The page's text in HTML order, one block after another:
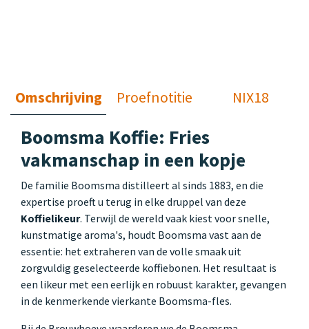
Omschrijving Proefnotitie NIX18
Boomsma Koffie: Fries
vakmanschap in een kopje
De familie Boomsma distilleert al sinds 1883, en die
expertise proeft u terug in elke druppel van deze
Koffielikeur. Terwijl de wereld vaak kiest voor snelle,
kunstmatige aroma's, houdt Boomsma vast aan de
essentie: het extraheren van de volle smaak uit
zorgvuldig geselecteerde koffiebonen. Het resultaat is
een likeur met een eerlijk en robuust karakter, gevangen
in de kenmerkende vierkante Boomsma-fles.